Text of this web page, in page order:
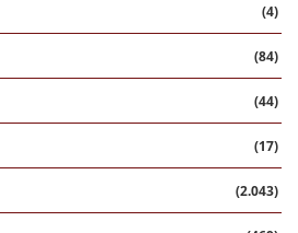
(4)
(84)
(44)
(17)
(2.043)